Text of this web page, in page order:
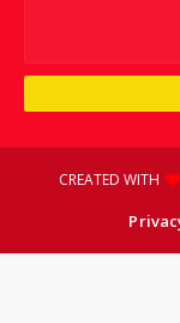
CREATED WITH